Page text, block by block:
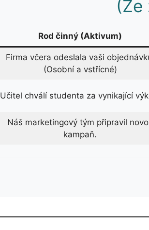
(Ze
Rod činný (Aktivum)
Firma včera odeslala vaši
(Osobní a vstřícné)
Učitel chválí studenta za vynikající
Náš marketingový tým připravil
kampaň.